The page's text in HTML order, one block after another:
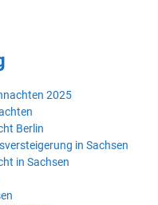
2025
Berlin
in Sachsen
in Sachsen